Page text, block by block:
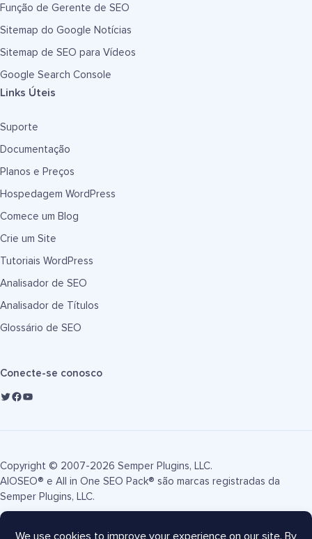
Função de Gerente de SEO
Sitemap do Google Notícias
Sitemap de SEO para Vídeos
Google Search Console
Links Úteis
Suporte
Documentação
Planos e Preços
Hospedagem WordPress
Comece um Blog
Crie um Site
Tutoriais WordPress
Analisador de SEO
Analisador de Títulos
Glossário de SEO
Conecte-se conosco
Copyright © 2007-2026 Semper Plugins, LLC.
AIOSEO® e All in One SEO Pack® são marcas registradas da
Semper Plugins, LLC.
Termos de Serviço Política de Privacidade Divulgação FTC